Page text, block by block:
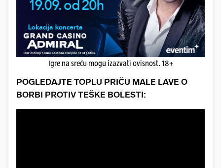
Igre na sreću mogu izazvati ovisnost. 18+
POGLEDAJTE TOPLU PRIČU MALE LAVE O
BORBI PROTIV TEŠKE BOLESTI: